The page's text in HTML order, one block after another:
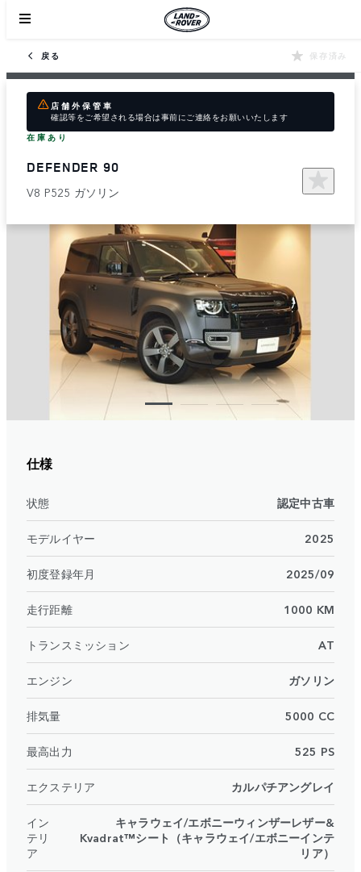
戻る 保存済み
店舗外保管車
確認等をご希望される場合は事前にご連絡をお願いいたします
在庫あり
DEFENDER 90
V8 P525 ガソリン
仕様
状態 認定中古車
モデルイヤー 2025
初度登録年月 2025/09
走行距離 1000 KM
トランスミッション AT
エンジン ガソリン
排気量 5000 CC
最高出力 525 PS
エクステリア カルパチアングレイ
イン
テリ
ア
キャラウェイ/エボニーウィンザーレザー&
Kvadrat™シート（キャラウェイ/エボニーインテ
リア）